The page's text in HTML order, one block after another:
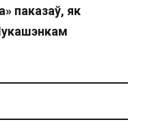
паказаў, як